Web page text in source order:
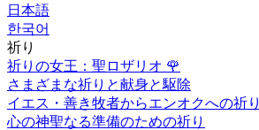
日本語
한국어
祈り
祈りの女王：聖ロザリオ 🌹
さまざまな祈りと献身と駆除
イエス・善き牧者からエンオクへの祈り
心の神聖なる準備のための祈り